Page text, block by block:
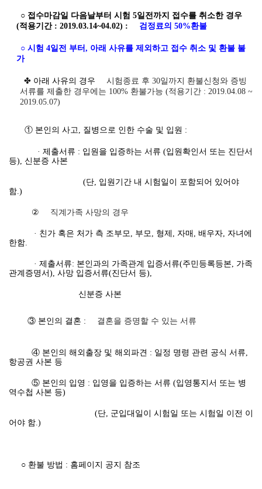
○ 접수마감일 다음날부터 시험 5일전까지 접수를 취소한 경우
(적용기간 : 2019.03.14~04.02) :
검정료의 50%환불
○ 시험 4일전 부터, 아래 사유를 제외하고 접수 취소 및 환불 불
가
✤ 아래 사유의 경우
시험종료 후 30일까지 환불신청와 증빙
서류를 제출한 경우에는 100% 환불가능 (적용기간 : 2019.04.08 ~
2019.05.07)
① 본인의 사고, 질병으로 인한 수술 및 입원 :
· 제출서류 : 입원을 입증하는 서류 (입원확인서 또는 진단서
등), 신분증 사본
(단, 입원기간 내 시험일이 포함되어 있어야
함.)
② 직계가족 사망의 경우
· 친가 혹은 처가 측 조부모, 부모, 형제, 자매, 배우자, 자녀에
한함.
· 제출서류: 본인과의 가족관계 입증서류(주민등록등본, 가족
관계증명서), 사망 입증서류(진단서 등),
신분증 사본
③ 본인의 결혼 : 결혼을 증명할 수 있는 서류
④ 본인의 해외출장 및 해외파견 : 일정 명령 관련 공식 서류,
항공권 사본 등
⑤ 본인의 입영 : 입영을 입증하는 서류 (입영통지서 또는 병
역수첩 사본 등)
(단, 군입대일이 시험일 또는 시험일 이전 이
어야 함.)
○ 환불 방법 : 홈페이지 공지 참조